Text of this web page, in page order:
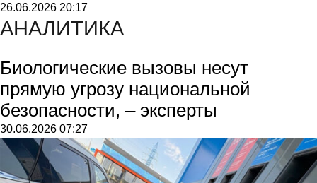
26.06.2026 20:17
АНАЛИТИКА
Биологические вызовы несут
прямую угрозу национальной
безопасности, – эксперты
30.06.2026 07:27